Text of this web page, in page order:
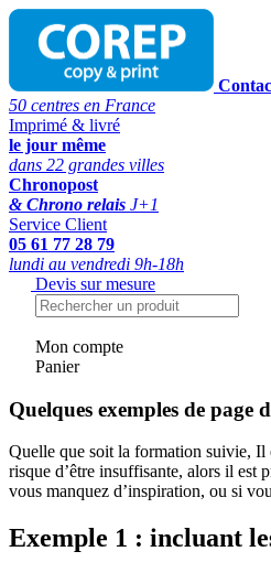
50 centres en France
Imprimé & livré
le jour même
dans 22 grandes villes
Chronopost
& Chrono relais J+1
Service Client
05 61 77 28 79
lundi au vendredi 9h-18h
Devis sur mesure
Mon compte
Panier
Quelques exemples de page
Quelle que soit la formation suivie, Il
risque d’être insuffisante, alors il est
vous manquez d’inspiration, ou si
Exemple 1 : incluant